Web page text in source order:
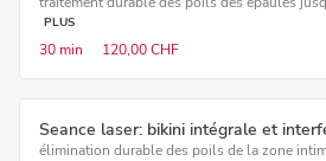
PLUS
30 min 120,00 CHF
Seance laser: bikini intégrale et
élimination durable des poils de la zone